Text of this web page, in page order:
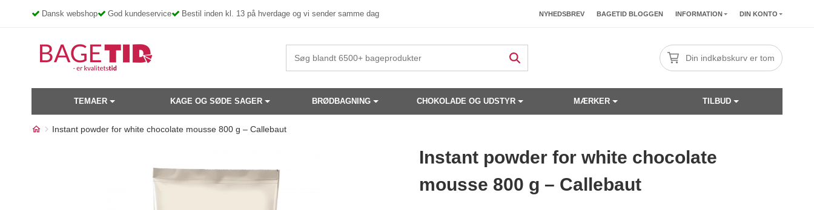
Dansk webshop God kundeservice Bestil inden kl. 13 på hverdage og vi sender samme dag NYHEDSBREV BAGETID BLOGGEN INFORMATION DIN KONTO
Din indkøbskurv er tom
TEMAER KAGE OG SØDE SAGER BRØDBAGNING CHOKOLADE OG UDSTYR MÆRKER TILBUD
Instant powder for white chocolate mousse 800 g – Callebaut
Måske kunne nogle af disse produkter have din interesse?Instant powder for white chocolate
mousse 800 g – Callebaut